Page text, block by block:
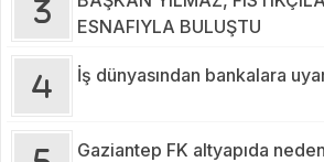
ESNAFIYLA BULUŞTU
İş dünyasından bankalara
Gaziantep FK altyapıda